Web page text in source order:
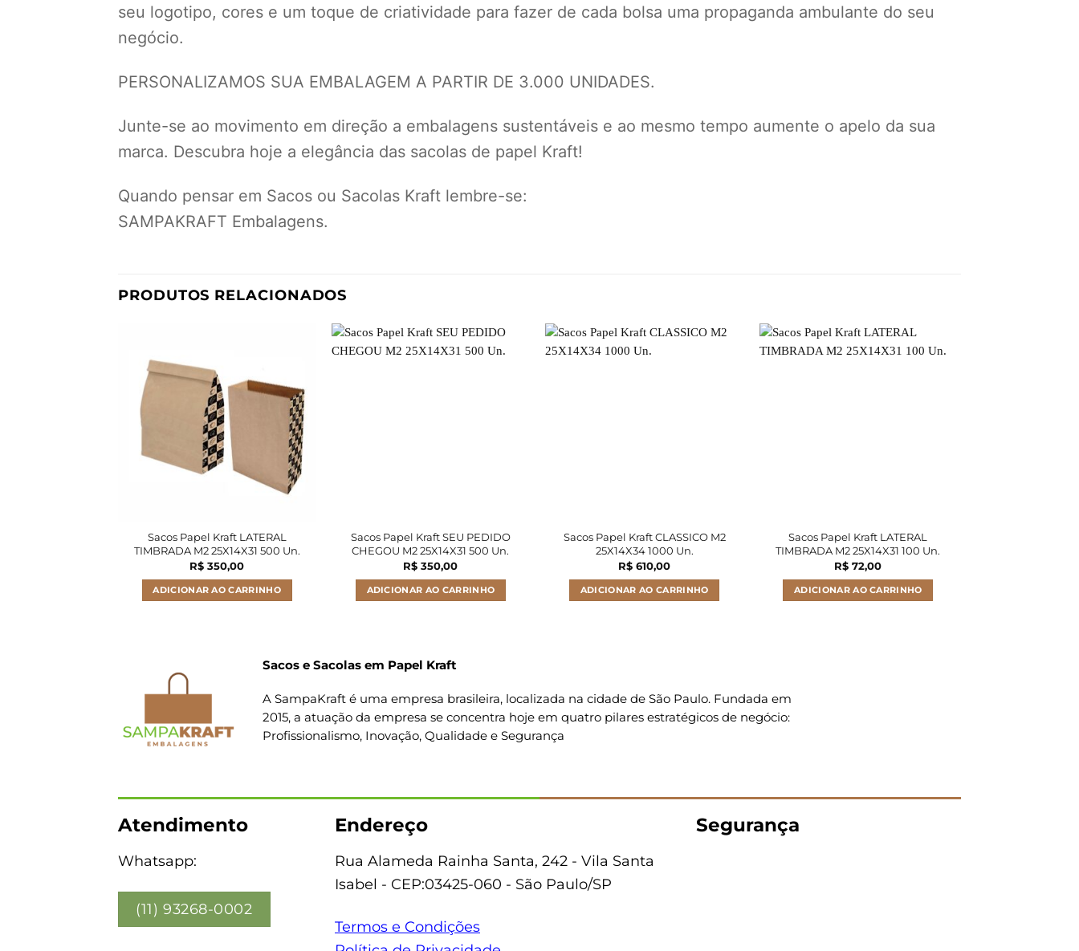
seu logotipo, cores e um toque de criatividade para fazer de cada bolsa uma propaganda ambulante do seu
negócio.
PERSONALIZAMOS SUA EMBALAGEM A PARTIR DE 3.000 UNIDADES.
Junte-se ao movimento em direção a embalagens sustentáveis e ao mesmo tempo aumente o apelo da sua
marca. Descubra hoje a elegância das sacolas de papel Kraft!
Quando pensar em Sacos ou Sacolas Kraft lembre-se:
SAMPAKRAFT Embalagens.
PRODUTOS RELACIONADOS
Sacos Papel Kraft LATERAL
TIMBRADA M2 25X14X31 500 Un.
R$ 350,00
ADICIONAR AO CARRINHO
Sacos Papel Kraft SEU PEDIDO
CHEGOU M2 25X14X31 500 Un.
R$ 350,00
ADICIONAR AO CARRINHO
Sacos Papel Kraft CLASSICO M2
25X14X34 1000 Un.
R$ 610,00
ADICIONAR AO CARRINHO
Sacos Papel Kraft LATERAL
TIMBRADA M2 25X14X31 100 Un.
R$ 72,00
ADICIONAR AO CARRINHO
Sacos e Sacolas em Papel Kraft
A SampaKraft é uma empresa brasileira, localizada na cidade de São Paulo. Fundada em
2015, a atuação da empresa se concentra hoje em quatro pilares estratégicos de negócio:
Profissionalismo, Inovação, Qualidade e Segurança
Atendimento
Whatsapp:
(11) 93268-0002
Endereço
Rua Alameda Rainha Santa, 242 - Vila Santa
Isabel - CEP:03425-060 - São Paulo/SP
Termos e Condições
Segurança